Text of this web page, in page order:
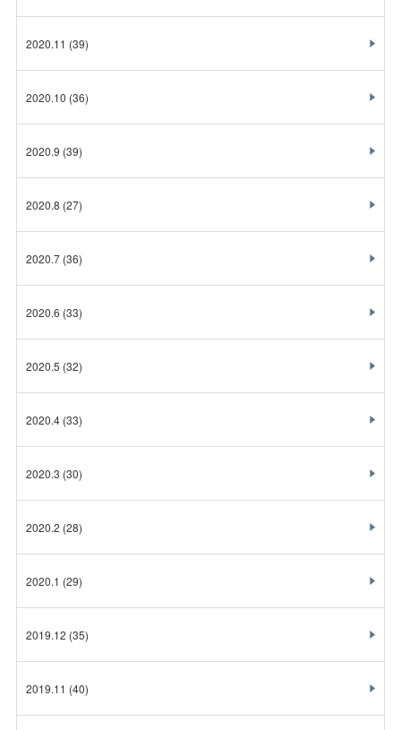
2020.11 (39)
2020.10 (36)
2020.9 (39)
2020.8 (27)
2020.7(36)
2020.6 (33)
2020.5 (32)
2020.4(33)
2020.3 (30)
2020.2 (28)
2020.1 (29)
2019.12 (35)
2019.11 (40)